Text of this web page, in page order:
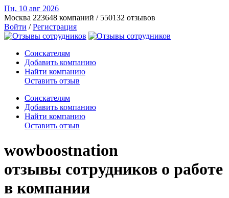
Пн, 10 авг 2026
Москва 223648 компаний / 550132 отзывов
Войти /Регистрация
Соискателям
Добавить компанию
Найти компанию
Оставить отзыв
Соискателям
Добавить компанию
Найти компанию
Оставить отзыв
wowboostnation
отзывы сотрудников о работе
в компании